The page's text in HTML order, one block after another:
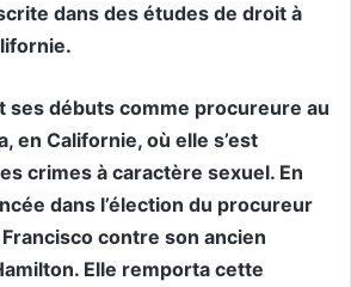
dans des études de droit à
ses débuts comme procureure au
en Californie, où elle s’est
crimes à caractère sexuel. En
dans l’élection du procureur
contre son ancien
Elle remporta cette